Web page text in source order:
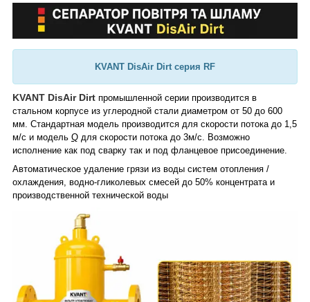
KVANT DisAir Dirt серия RF
KVANT DisAir Dirt промышленной серии производится в
стальном корпусе из углеродной стали диаметром от 50 до 600
мм. Стандартная модель производится для скорости потока до 1,5
м/с и модель Q для скорости потока до 3м/c. Возможно
исполнение как под сварку так и под фланцевое присоединение.
Автоматическое удаление грязи из воды систем отопления /
охлаждения, водно-гликолевых смесей до 50% концентрата и
производственной технической воды